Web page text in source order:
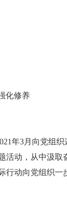
化修养
年3月向党组
活动，从中汲取
行动向党组织一